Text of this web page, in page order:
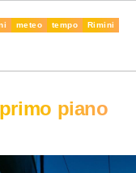
meteo tempo Rimini
primo piano